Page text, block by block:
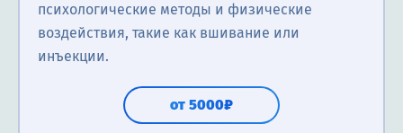
психологические методы и физические
воздействия, такие как вшивание или
инъекции.
от 5000₽